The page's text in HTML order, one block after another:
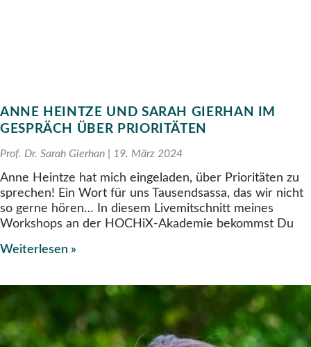
ANNE HEINTZE UND SARAH GIERHAN IM
GESPRÄCH ÜBER PRIORITÄTEN
Prof. Dr. Sarah Gierhan 19. März 2024
Anne Heintze hat mich eingeladen, über Prioritäten zu
sprechen! Ein Wort für uns Tausendsassa, das wir nicht
so gerne hören… In diesem Livemitschnitt meines
Workshops an der HOCHiX-Akademie bekommst Du
Weiterlesen »